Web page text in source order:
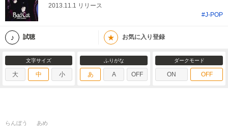
2013.11.1 リリース
#J-POP
試聴 ★ お気に入り登録
文字サイズ
大 中 小
ふりがな
あ A OFF
ダークモード
ON OFF
らんぼう あめ